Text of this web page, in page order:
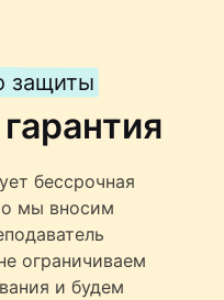
защиты
бессрочная
мы вносим
ограничиваем
и будем